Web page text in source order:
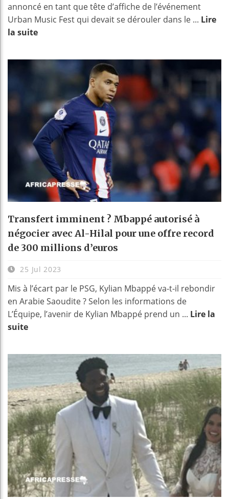
annoncé en tant que tête d’affiche de l’événement
Urban Music Fest qui devait se dérouler dans le ... Lire
la suite
Transfert imminent ? Mbappé autorisé à
négocier avec Al-Hilal pour une offre record
de 300 millions d’euros
25 Jul 2023
Mis à l’écart par le PSG, Kylian Mbappé va-t-il rebondir
en Arabie Saoudite ? Selon les informations de
L’Équipe, l’avenir de Kylian Mbappé prend un ... Lire la
suite